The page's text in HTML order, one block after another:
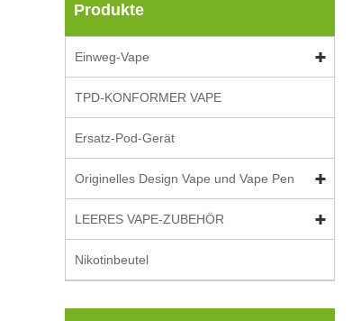
Produkte
Einweg-Vape
TPD-KONFORMER VAPE
Ersatz-Pod-Gerät
Originelles Design Vape und Vape Pen
LEERES VAPE-ZUBEHÖR
Nikotinbeutel